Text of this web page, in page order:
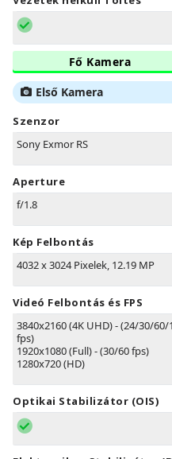
Fő Kamera
Első Kamera
Szenzor
Sony Exmor RS
Aperture
f/1.8
Kép Felbontás
4032 x 3024 Pixelek, 12.19 MP
Videó Felbontás és FPS
3840x2160 (4K UHD) - (24/30/60/
fps)
1920x1080 (Full) - (30/60 fps)
1280x720 (HD)
Optikai Stabilizátor (OIS)